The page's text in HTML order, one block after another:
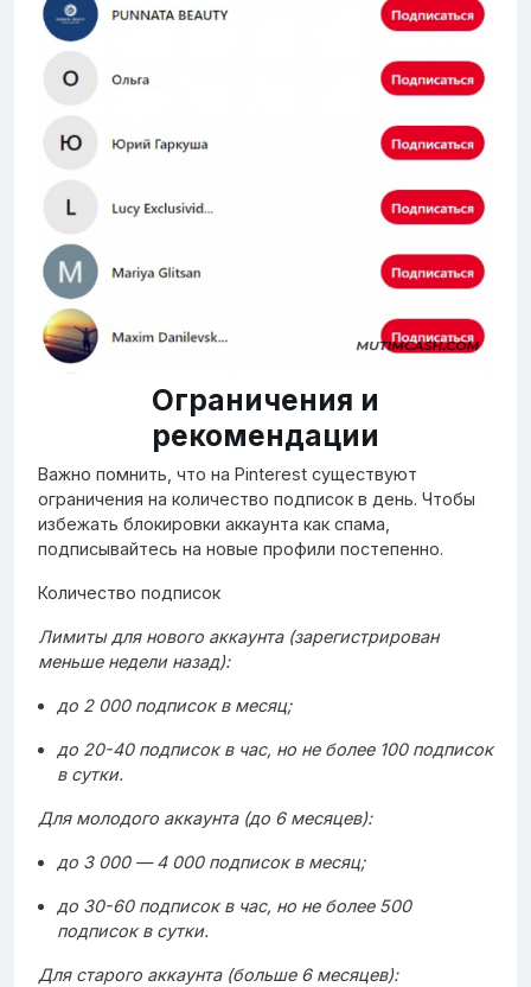
Ограничения и
рекомендации
Важно помнить, что на Pinterest существуют
ограничения на количество подписок в день. Чтобы
избежать блокировки аккаунта как спама,
подписывайтесь на новые профили постепенно.
Количество подписок
Лимиты для нового аккаунта (зарегистрирован
меньше недели назад):
до 2 000 подписок в месяц;
до 20-40 подписок в час, но не более 100 подписок
в сутки.
Для молодого аккаунта (до 6 месяцев):
до 3 000 — 4 000 подписок в месяц;
до 30-60 подписок в час, но не более 500
подписок в сутки.
Для старого аккаунта (больше 6 месяцев):